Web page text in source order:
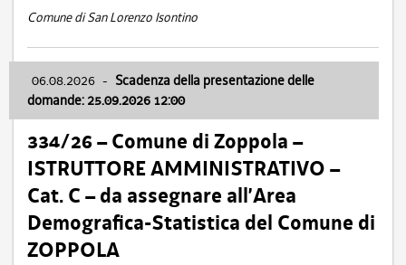
Comune di San Lorenzo Isontino
06.08.2026 - Scadenza della presentazione delle
domande: 25.09.2026 12:00
334/26 – Comune di Zoppola –
ISTRUTTORE AMMINISTRATIVO –
Cat. C – da assegnare all’Area
Demografica-Statistica del Comune di
ZOPPOLA